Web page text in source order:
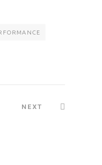
NEXT